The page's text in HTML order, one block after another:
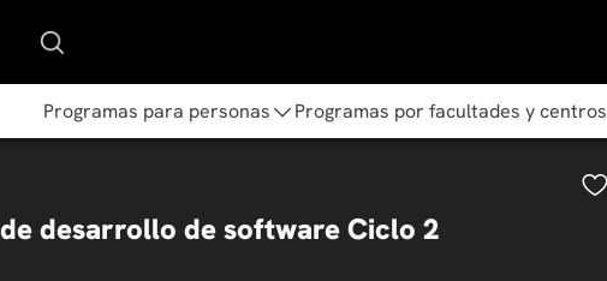
Programas para personas Programas por facultades y centros
desarrollo de software Ciclo 2